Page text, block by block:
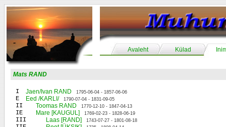
Avaleht Külad
Mats RAND
I Jaen/Ivan RAND 1795-06-04 - 1857-06-06
E Eed /KARLI/ 1790-07-04 - 1831-09-05
II Toomas RAND 1770-12-10 - 1847-04-13
IE Mare [KAUGUL] 1769-02-23 - 1828-06-19
III Laas [RAND] 1743-07-27 - 1801-08-18